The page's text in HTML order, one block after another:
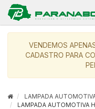
VENDEMOS
CADASTRO PARA
LAMPADA
LAMPADA AUTOMOTIVA